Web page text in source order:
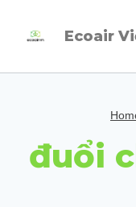
Ecoair
đuổi